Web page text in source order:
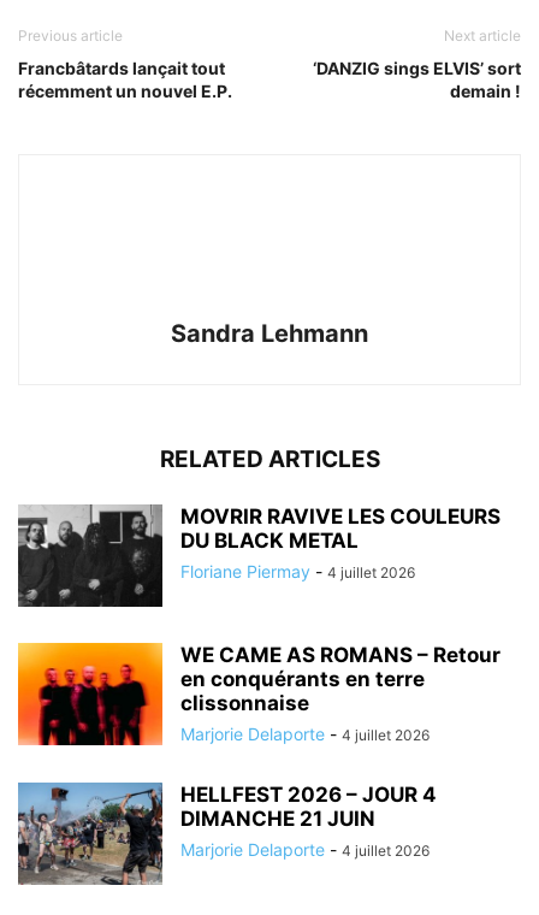
Previous article
Francbâtards lançait tout
récemment un nouvel E.P.
Next article
‘DANZIG sings ELVIS’ sort
demain !
Sandra Lehmann
RELATED ARTICLES
MOVRIR RAVIVE LES COULEURS
DU BLACK METAL
Floriane Piermay - 4 juillet 2026
WE CAME AS ROMANS – Retour
en conquérants en terre
clissonnaise
Marjorie Delaporte - 4 juillet 2026
HELLFEST 2026 – JOUR 4
DIMANCHE 21 JUIN
Marjorie Delaporte - 4 juillet 2026